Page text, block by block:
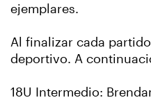
ejemplares.
Al finalizar cada
deportivo. A
18U Intermedio: